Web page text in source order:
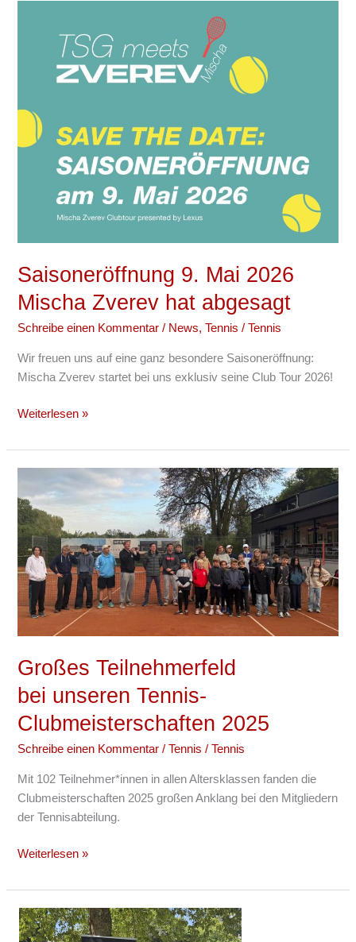
Saisoneröffnung 9. Mai 2026
Mischa Zverev hat abgesagt
Schreibe einen Kommentar / News,Tennis /Tennis
Wir freuen uns auf eine ganz besondere Saisoneröffnung:
Mischa Zverev startet bei uns exklusiv seine Club Tour 2026!
abgesagt
Weiterlesen »
Großes Teilnehmerfeld
bei unseren Tennis-
Clubmeisterschaften 2025
Schreibe einen Kommentar /Tennis /Tennis
Mit 102 Teilnehmer*innen in allen Altersklassen fanden die
Clubmeisterschaften 2025 großen Anklang bei den Mitgliedern
der Tennisabteilung.
Teilnehmerfeld
bei unseren
Tennis-
Clubmeisterschaften
2025
Weiterlesen »
Spiel-
und